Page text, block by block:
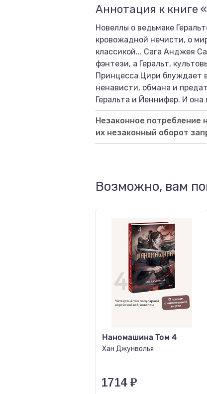
Аннотация к книге
Новеллы о ведьмаке
кровожадной нечисти, о
классикой... Сага Анджея
фэнтези, а Геральт,
Принцесса Цири блуждает
ненависти, обмана и
Геральта и Йеннифер. И
Незаконное потребление
их незаконный оборот
Возможно, вам
Наномашина Том 4
Хан Джунволья
1714 ₽